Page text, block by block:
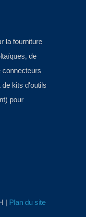
la fourniture
de
connecteurs
kits d'outils
pour
| Plan du site